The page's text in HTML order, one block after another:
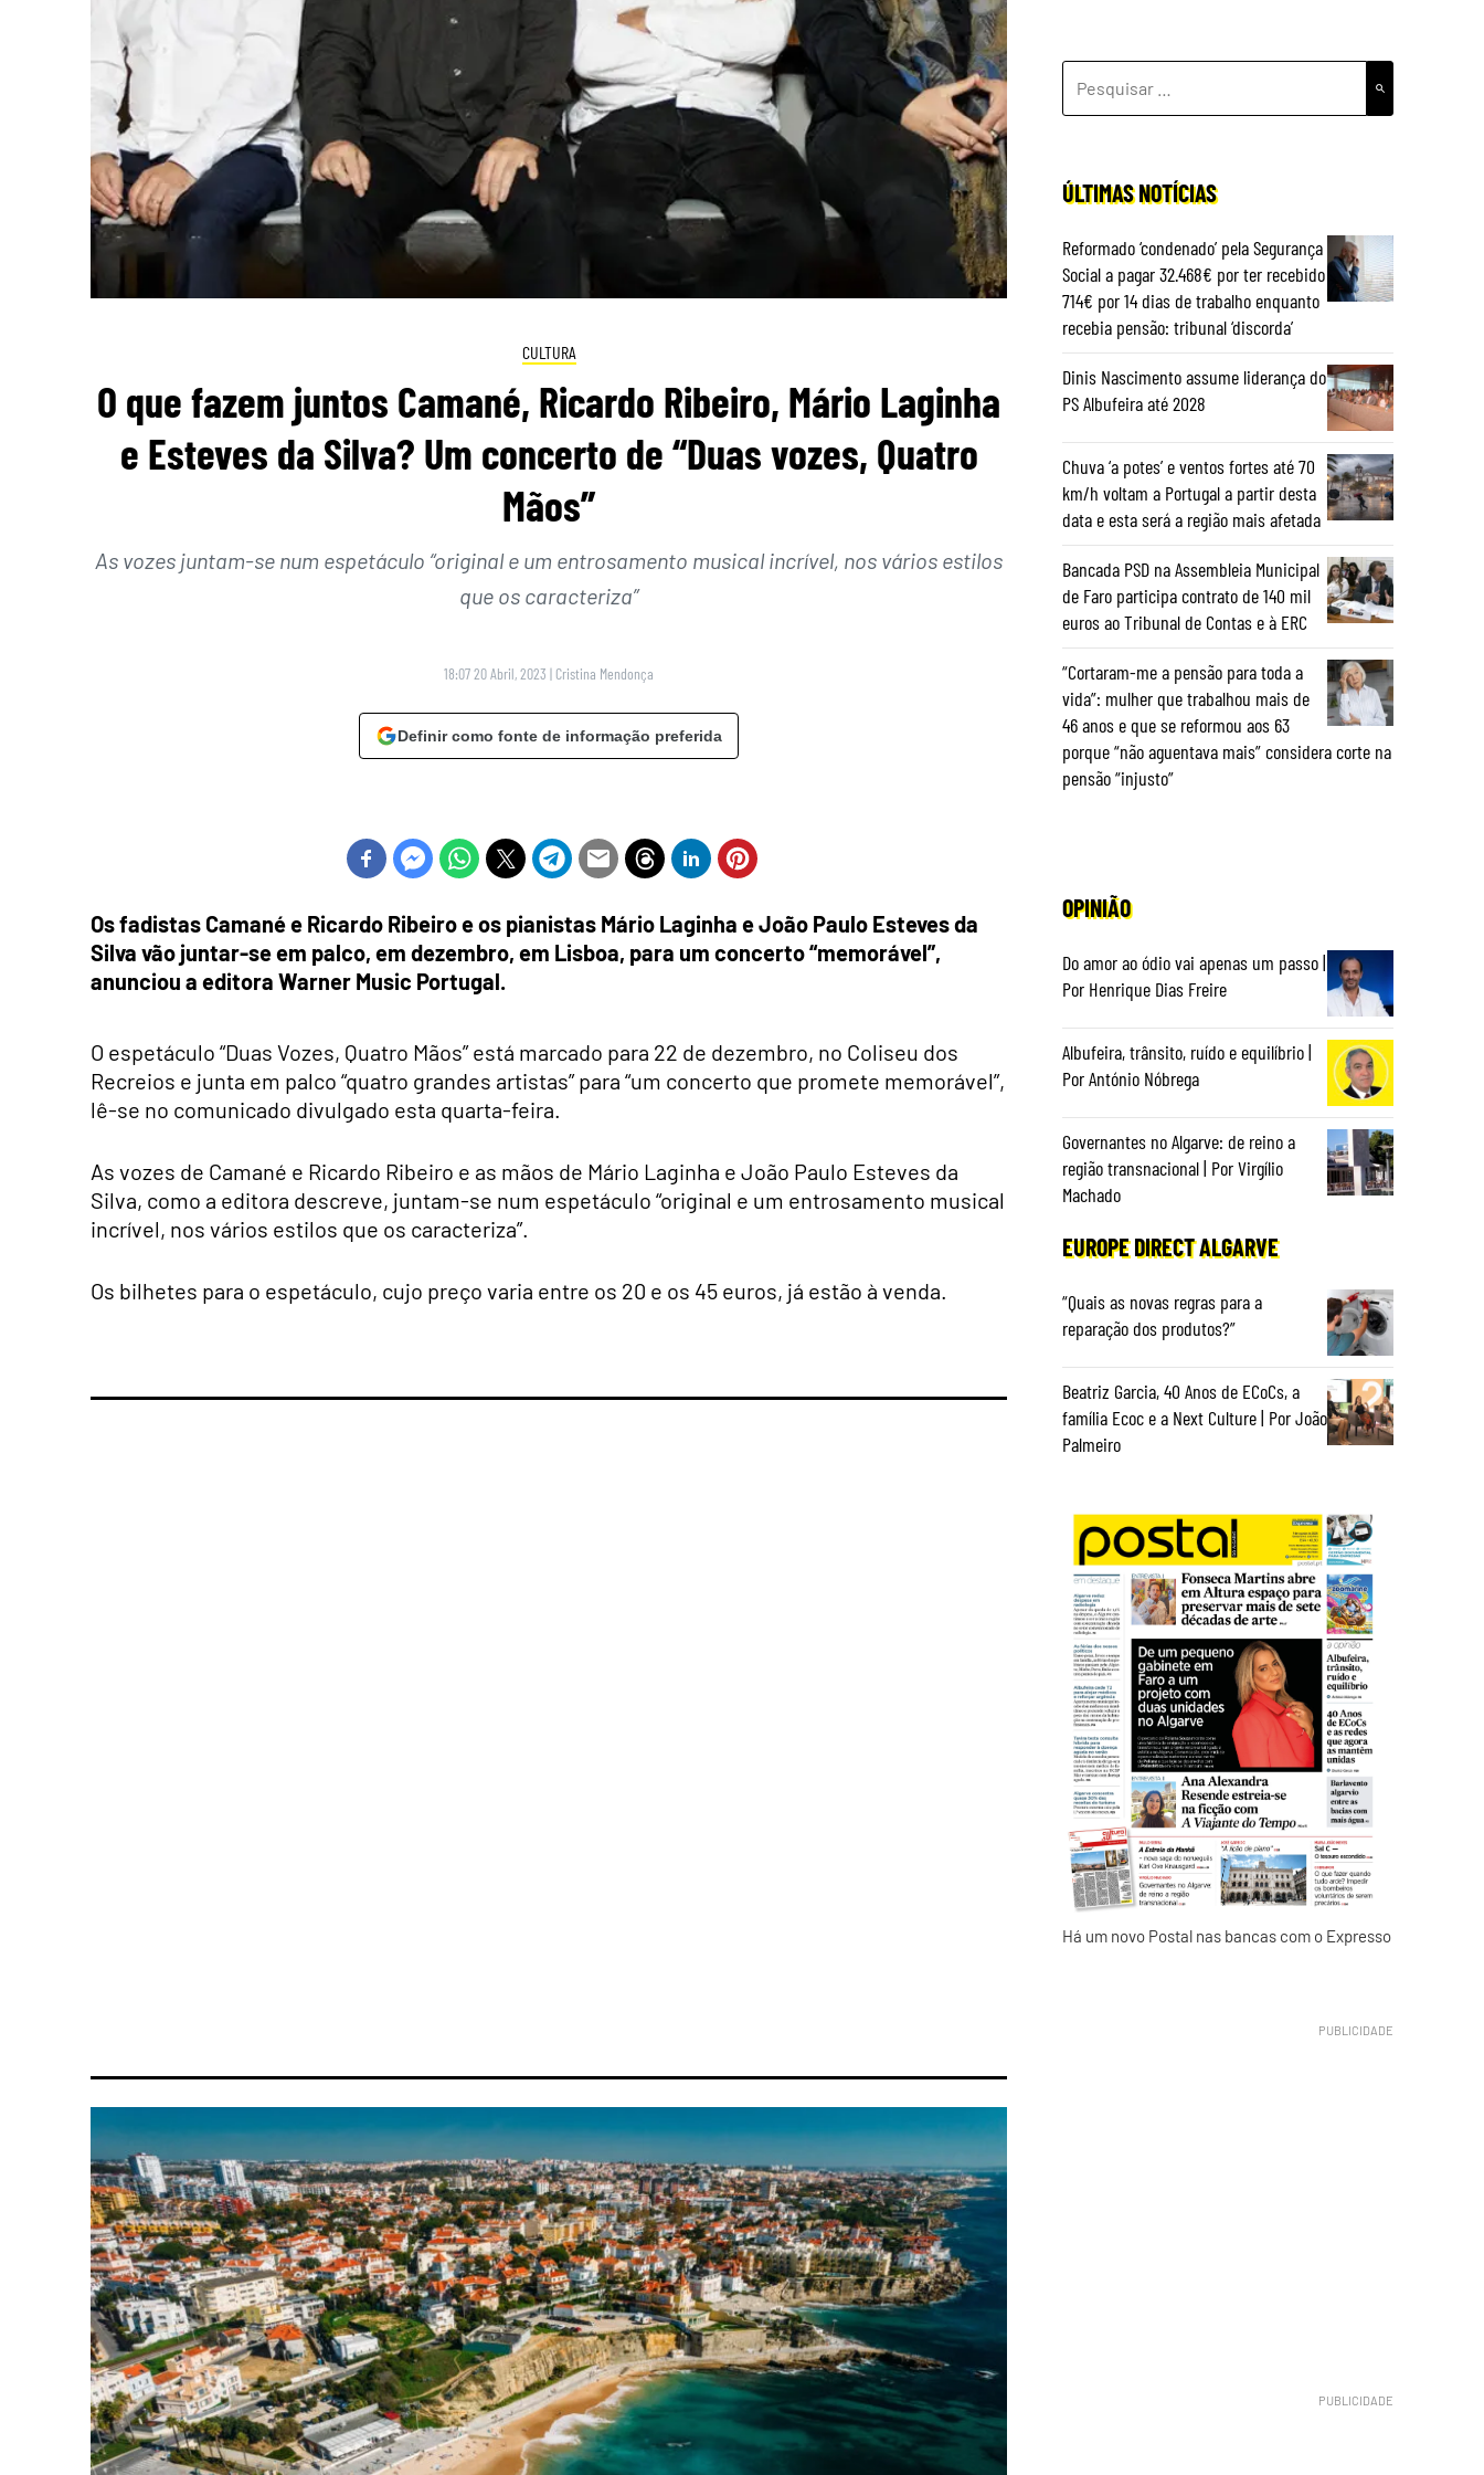
CULTURA
O que fazem juntos Camané, Ricardo Ribeiro, Mário Laginha
e Esteves da Silva? Um concerto de “Duas vozes, Quatro
Mãos”
As vozes juntam-se num espetáculo “original e um entrosamento musical incrível, nos vários estilos
que os caracteriza”
18:07 20 Abril, 2023 | Cristina Mendonça
Definir como fonte de informação preferida
Os fadistas Camané e Ricardo Ribeiro e os pianistas Mário Laginha e João Paulo Esteves da
Silva vão juntar-se em palco, em dezembro, em Lisboa, para um concerto “memorável”,
anunciou a editora Warner Music Portugal.
O espetáculo “Duas Vozes, Quatro Mãos” está marcado para 22 de dezembro, no Coliseu dos
Recreios e junta em palco “quatro grandes artistas” para “um concerto que promete memorável”,
lê-se no comunicado divulgado esta quarta-feira.
As vozes de Camané e Ricardo Ribeiro e as mãos de Mário Laginha e João Paulo Esteves da
Silva, como a editora descreve, juntam-se num espetáculo “original e um entrosamento musical
incrível, nos vários estilos que os caracteriza”.
Os bilhetes para o espetáculo, cujo preço varia entre os 20 e os 45 euros, já estão à venda.
POR:
ÚLTIMAS NOTÍCIAS
Reformado ‘condenado’ pela Segurança
Social a pagar 32.468€ por ter recebido
714€ por 14 dias de trabalho enquanto
recebia pensão: tribunal ‘discorda’
Dinis Nascimento assume liderança do
PS Albufeira até 2028
Chuva ‘a potes’ e ventos fortes até 70
km/h voltam a Portugal a partir desta
data e esta será a região mais afetada
Bancada PSD na Assembleia Municipal
de Faro participa contrato de 140 mil
euros ao Tribunal de Contas e à ERC
“Cortaram-me a pensão para toda a
vida”: mulher que trabalhou mais de
46 anos e que se reformou aos 63
porque “não aguentava mais” considera corte na
pensão “injusto”
OPINIÃO
Do amor ao ódio vai apenas um passo |
Por Henrique Dias Freire
Albufeira, trânsito, ruído e equilíbrio |
Por António Nóbrega
Governantes no Algarve: de reino a
região transnacional | Por Virgílio
Machado
EUROPE DIRECT ALGARVE
“Quais as novas regras para a
reparação dos produtos?”
Beatriz Garcia, 40 Anos de ECoCs, a
família Ecoc e a Next Culture | Por João
Palmeiro
Há um novo Postal nas bancas com o Expresso